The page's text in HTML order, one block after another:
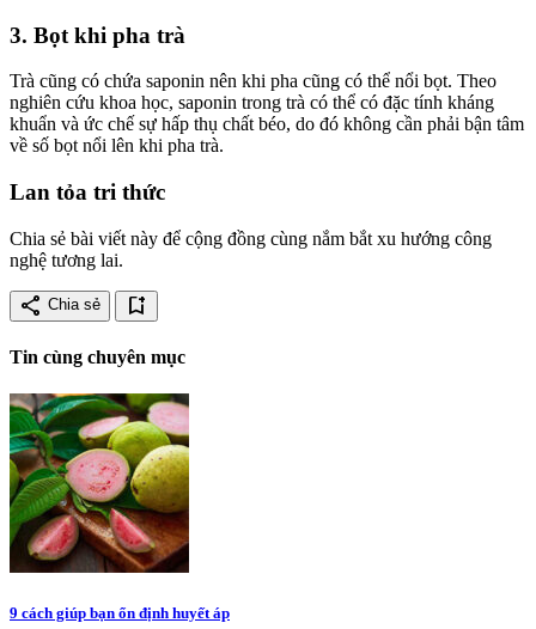
3. Bọt khi pha trà
Trà cũng có chứa saponin nên khi pha cũng có thể nổi bọt. Theo
nghiên cứu khoa học, saponin trong trà có thể có đặc tính kháng
khuẩn và ức chế sự hấp thụ chất béo, do đó không cần phải bận tâm
về số bọt nổi lên khi pha trà.
Lan tỏa tri thức
Chia sẻ bài viết này để cộng đồng cùng nắm bắt xu hướng công
nghệ tương lai.
share Chia sẻ bookmark_add
Tin cùng chuyên mục
9 cách giúp bạn ổn định huyết áp